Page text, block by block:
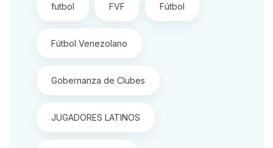
futbol FVF Fútbol
Fútbol Venezolano
Gobernanza de Clubes
JUGADORES LATINOS